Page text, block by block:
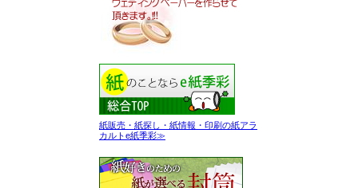
紙販売・紙探し・紙情報・印刷の紙アラ
カルトe紙季彩≫